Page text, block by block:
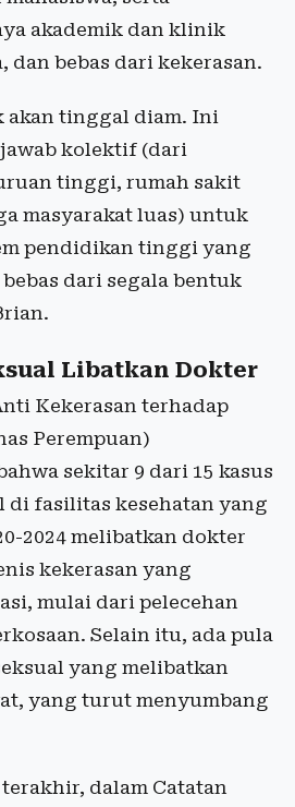
akademik dan klinik
dan bebas dari kekerasan.
akan tinggal diam. Ini
kolektif (dari
tinggi, rumah sakit
masyarakat luas) untuk
pendidikan tinggi yang
dari segala bentuk
Libatkan Dokter
Kekerasan terhadap
Perempuan)
sekitar 9 dari 15 kasus
di fasilitas kesehatan yang
2024 melibatkan dokter
kekerasan yang
mulai dari pelecehan
Selain itu, ada pula
yang melibatkan
yang turut menyumbang
dalam Catatan